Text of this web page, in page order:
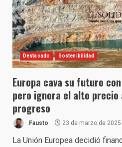
Destacado Sostenibilidad
Europa cava su futuro
pero ignora el alto precio
progreso
Fausto 23 de marzo de 2025
La Unión Europea decidió